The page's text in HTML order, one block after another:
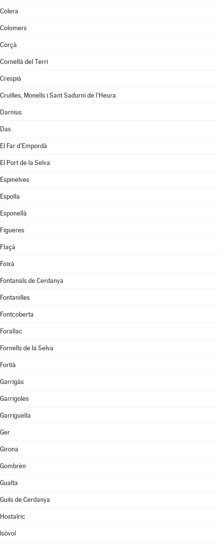
Colera
Colomers
Corçà
Cornellà del Terri
Crespià
Cruïlles, Monells i Sant Sadurní de l'Heura
Darnius
Das
El Far d'Empordà
El Port de la Selva
Espinelves
Espolla
Esponellà
Figueres
Flaçà
Foixà
Fontanals de Cerdanya
Fontanilles
Fontcoberta
Forallac
Fornells de la Selva
Fortià
Garrigàs
Garrigoles
Garriguella
Ger
Girona
Gombrèn
Gualta
Guils de Cerdanya
Hostalric
Isòvol